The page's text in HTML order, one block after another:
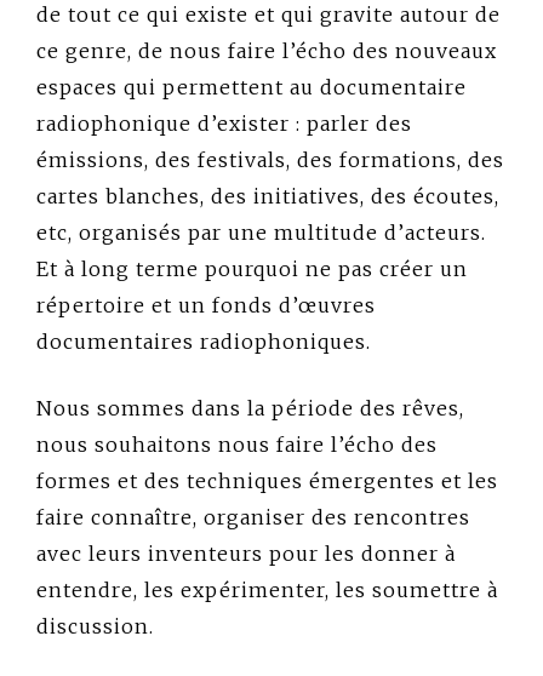
de tout ce qui existe et qui gravite autour de
ce genre, de nous faire l’écho des nouveaux
espaces qui permettent au documentaire
radiophonique d’exister : parler des
émissions, des festivals, des formations, des
cartes blanches, des initiatives, des écoutes,
etc, organisés par une multitude d’acteurs.
Et à long terme pourquoi ne pas créer un
répertoire et un fonds d’œuvres
documentaires radiophoniques.
Nous sommes dans la période des rêves,
nous souhaitons nous faire l’écho des
formes et des techniques émergentes et les
faire connaître, organiser des rencontres
avec leurs inventeurs pour les donner à
entendre, les expérimenter, les soumettre à
discussion.